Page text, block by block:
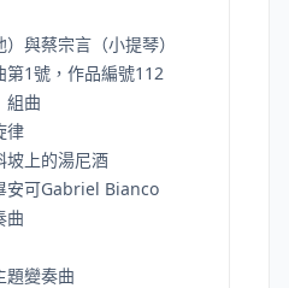
與蔡宗言（小提琴）
第1號，作品編號112
組曲
律
坡上的湯尼酒
安可Gabriel Bianco
曲
題變奏曲